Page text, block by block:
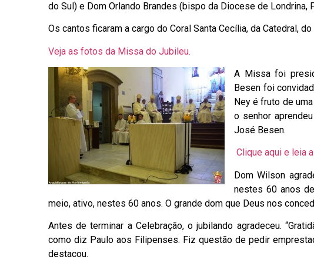
do Sul) e Dom Orlando Brandes (bispo da Diocese de Londrina,
Os cantos ficaram a cargo do Coral Santa Cecília, da Catedral,
Veja as fotos da Missa do Jubileu.
A Missa foi
Besen foi
Ney é fruto de
o senhor
José Besen.
Clique aqui e leia
Dom Wilson
nestes 60 anos
meio, ativo, nestes 60 anos. O grande dom que Deus nos
Antes de terminar a Celebração, o jubilando agradeceu.
como diz Paulo aos Filipenses. Fiz questão de pedir
destacou.